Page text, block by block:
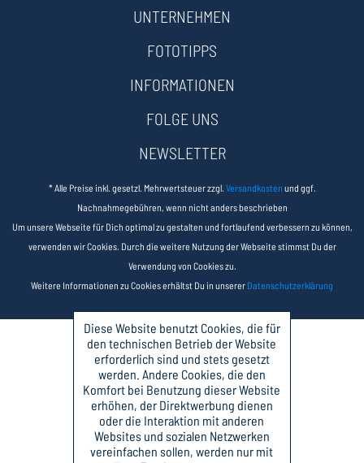
UNTERNEHMEN
FOTOTIPPS
INFORMATIONEN
FOLGE UNS
NEWSLETTER
* Alle Preise inkl. gesetzl. Mehrwertsteuer zzgl. Versandkosten und ggf.
Nachnahmegebühren, wenn nicht anders beschrieben
Um unsere Webseite für Dich optimal zu gestalten und fortlaufend verbessern zu können,
verwenden wir Cookies. Durch die weitere Nutzung der Webseite stimmst Du der
Verwendung von Cookies zu.
Weitere Informationen zu Cookies erhältst Du in unserer Datenschutzerklärung
Diese Website benutzt Cookies, die für
den technischen Betrieb der Website
erforderlich sind und stets gesetzt
werden. Andere Cookies, die den
Komfort bei Benutzung dieser Website
erhöhen, der Direktwerbung dienen
oder die Interaktion mit anderen
Websites und sozialen Netzwerken
vereinfachen sollen, werden nur mit